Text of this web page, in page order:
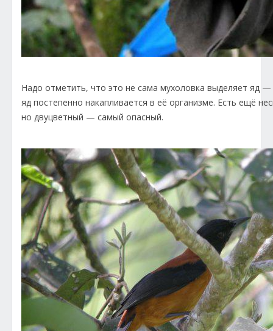
Надо отметить, что это не сама мухоловка выделяет яд
яд постепенно накапливается в её организме. Есть ещё
но двуцветный — самый опасный.